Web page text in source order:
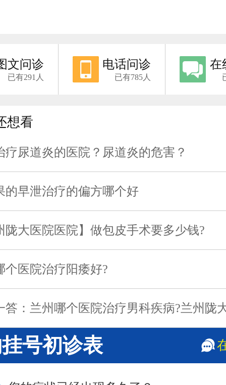
文问诊
已有291人
电话问诊
已有785人
在
想看
疗尿道炎的医院？尿道炎的危害？
的早泄治疗的偏方哪个好
陇大医院医院】做包皮手术要多少钱?
个医院治疗阳痿好?
答：兰州哪个医院治疗男科疾病?兰州陇
? 号初诊表